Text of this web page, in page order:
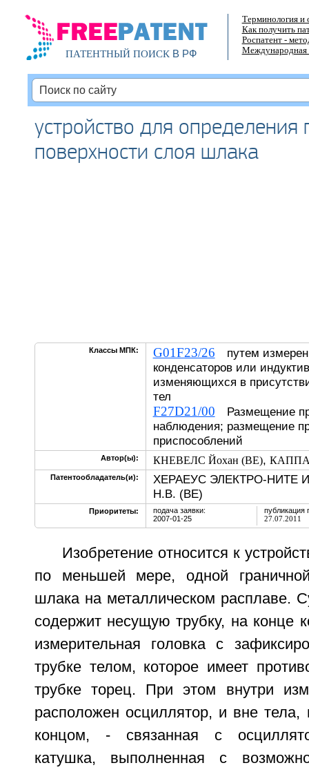
ПАТЕНТНЫЙ ПОИСКВ РФ
Терминология и
Как получить
Роспатент -
Международная
устройство для определения
поверхности слоя шлака
Классы МПК: G01F23/26 путем
конденсаторов или
изменяющихся в
тел
F27D21/00 Размещение
наблюдения; размещение
приспособлений
Автор(ы): КНЕВЕЛС Йохан (BE), КАППА
Патентообладатель(и):
ХЕРАЕУС ЭЛЕКТРО-НИТЕ
Н.В. (BE)
Приоритеты:
подача заявки:
2007-01-25
публикация
27.07.2011
Изобретение относится к
по меньшей мере, одной
шлака на металлическом расплаве.
содержит несущую трубку, на конце
измерительная головка с
трубке телом, которое имеет
трубке торец. При этом внутри
расположен осциллятор, и вне
концом, - связанная с
катушка, выполненная с